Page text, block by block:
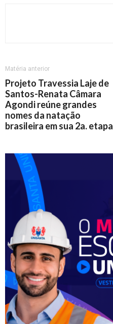
Matéria anterior
Projeto Travessia Laje de
Santos-Renata Câmara
Agondi reúne grandes
nomes da natação
brasileira em sua 2a. etapa